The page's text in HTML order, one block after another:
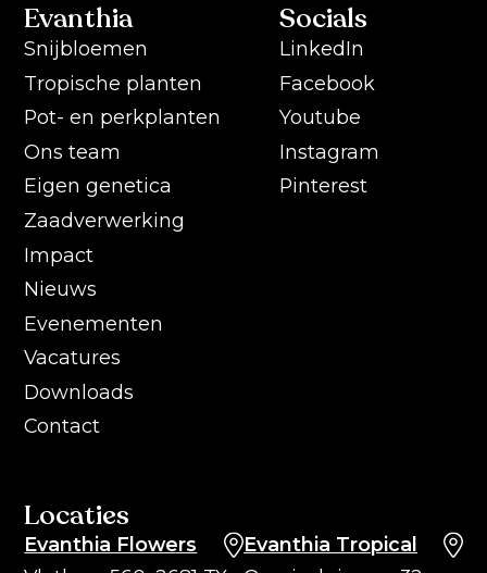
Evanthia
Snijbloemen
Tropische planten
Pot- en perkplanten
Ons team
Eigen genetica
Zaadverwerking
Impact
Nieuws
Evenementen
Vacatures
Downloads
Contact
Socials
LinkedIn
Facebook
Youtube
Instagram
Pinterest
Locaties
Evanthia Flowers
Evanthia Tropical